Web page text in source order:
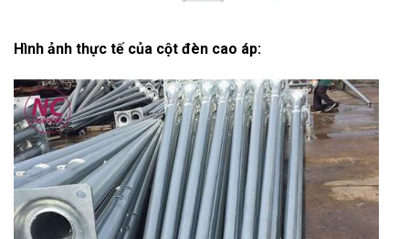
Hình ảnh thực tế của cột đèn cao áp: